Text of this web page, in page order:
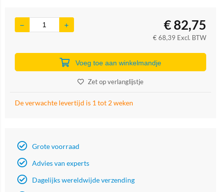
€82,75
€68,39 Excl. BTW
Voeg toe aan winkelmandje
Zet op verlanglijstje
De verwachte levertijd is 1 tot 2 weken
Grote voorraad
Advies van experts
Dagelijks wereldwijde verzending